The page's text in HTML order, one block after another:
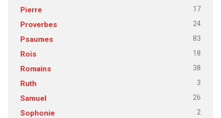
Pierre 17
Proverbes 24
Psaumes 83
Rois 18
Romains 38
Ruth 3
Samuel 26
Sophonie 2